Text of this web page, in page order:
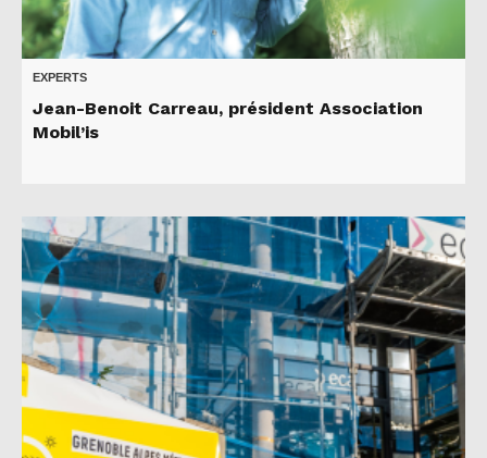
EXPERTS
Jean-Benoit Carreau, président Association
Mobil’is